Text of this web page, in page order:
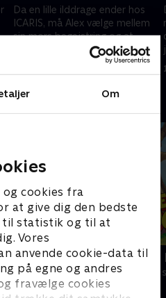
Om
og cookies fra
at give dig den bedste
til statistik og til at
Vores
anvende cookie-data til
på egne og andres
fravælge cookies
Da en lille ilddrage ender hos
ICARIS, må Alex vælge mellem
sin mors begejstring og at
holde dragen hemmelig.
Jungledyret
Børneserier • 1